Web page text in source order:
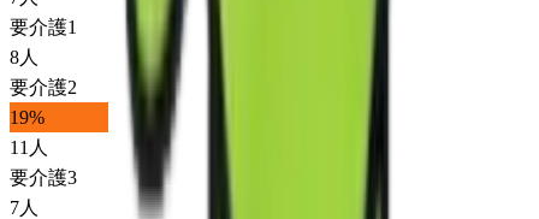
要介護1
8人
要介護2
19%
11 人
要介護3
7人